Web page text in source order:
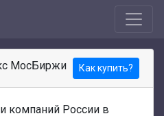
МосБиржи Как купить?
компаний России в